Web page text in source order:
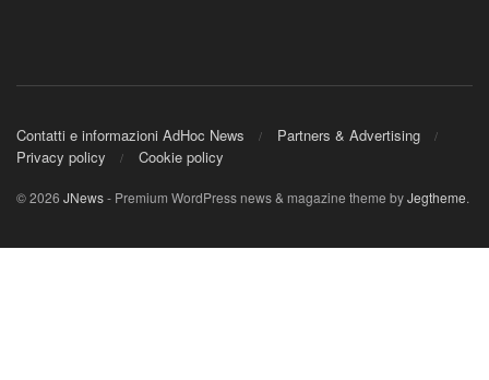
Contatti e informazioni AdHoc News
Partners & Advertising
Privacy policy
Cookie policy
© 2026 JNews- Premium WordPress news & magazine theme byJegtheme.